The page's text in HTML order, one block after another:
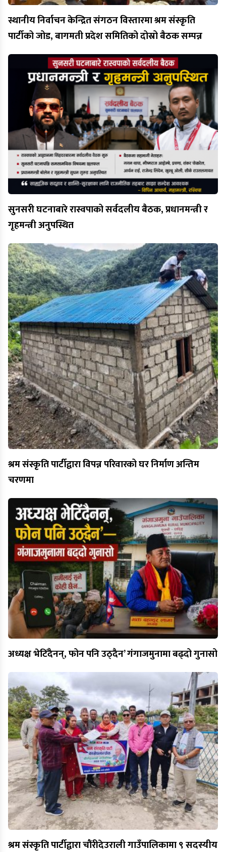
स्थानीय निर्वाचन केन्द्रित संगठन विस्तारमा श्रम संस्कृति
पार्टीको जोड, बागमती प्रदेश समितिको दोस्रो बैठक सम्पन्न
सुनसरी घटनाबारे रास्वपाको सर्वदलीय बैठक, प्रधानमन्त्री र
गृहमन्त्री अनुपस्थित
श्रम संस्कृति पार्टीद्वारा विपन्न परिवारको घर निर्माण अन्तिम
चरणमा
अध्यक्ष भेटिँदैनन्, फोन पनि उठ्दैन’ गंगाजमुनामा बढ्दो गुनासो
श्रम संस्कृति पार्टीद्वारा चौंरीदेउराली गाउँपालिकामा ९ सदस्यीय